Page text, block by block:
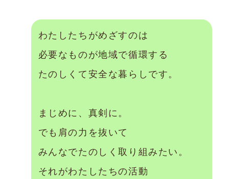
わたしたちがめざすのは
必要なものが地域で循環する
たのしくて安全な暮らしです。
まじめに、真剣に。
でも肩の力を抜いて
みんなでたのしく取り組みたい。
それがわたしたちの活動